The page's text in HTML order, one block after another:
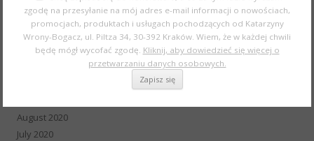
February 2021
January 2021
December 2020
August 2020
July 2020
zgodę na przesyłanie na mój adres e-mail informacji o nowościach,
promocjach, produktach i usługach pochodzących od Katarzyny
Wrony-Bogacz, ul. Piltza 34, 30-392 Kraków. Wiem, że w każdej chwili
będę mógł wycofać zgodę. Kliknij, aby dowiedzieć się więcej o
przetwarzaniu danych osobowych.